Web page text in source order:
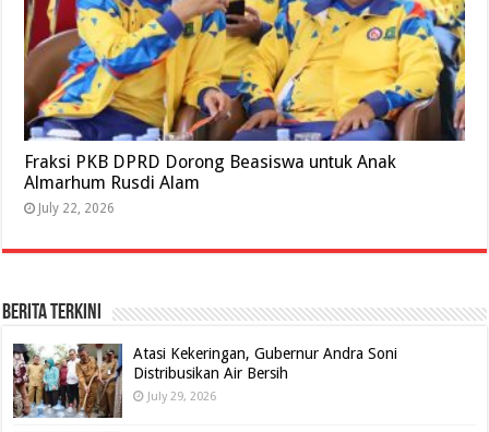
Fraksi PKB DPRD Dorong Beasiswa untuk Anak
Almarhum Rusdi Alam
July 22, 2026
BERITA TERKINI
Atasi Kekeringan, Gubernur Andra Soni
Distribusikan Air Bersih
July 29, 2026